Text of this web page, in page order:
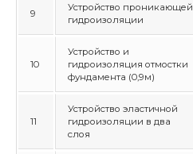
9
Устройство проникающей
гидроизоляции
10
Устройство и
гидроизоляция отмостки
фундамента (0,9м)
11
Устройство эластичной
гидроизоляции в два
слоя